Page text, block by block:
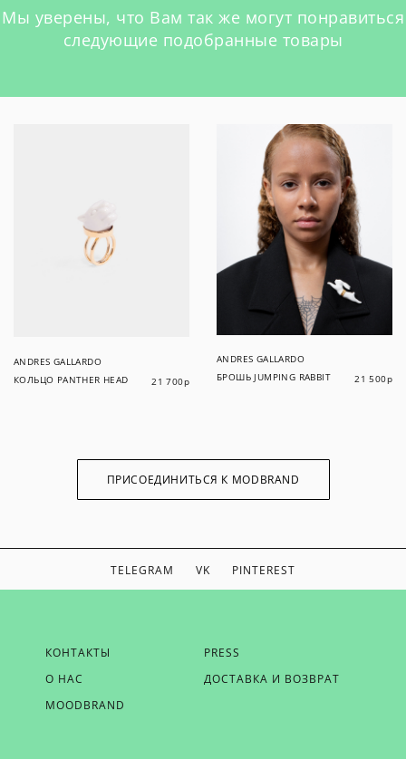
Мы уверены, что Вам так же могут понравиться
следующие подобранные товары
ANDRES GALLARDO
КОЛЬЦО PANTHER HEAD
21 700р
ANDRES GALLARDO
БРОШЬ JUMPING RABBIT
21 500р
ПРИСОЕДИНИТЬСЯ К MODBRAND
TELEGRAM VK PINTEREST
КОНТАКТЫ
PRESS
О НАС
ДОСТАВКА И ВОЗВРАТ
MOODBRAND
ЕСЛИ ВЫ ХОТИТЕ БЫТЬ В КУРСЕ НАШИХ НОВОСТЕЙ,
ОТПРАВЬТЕ НАМ СВОЙ EMAIL